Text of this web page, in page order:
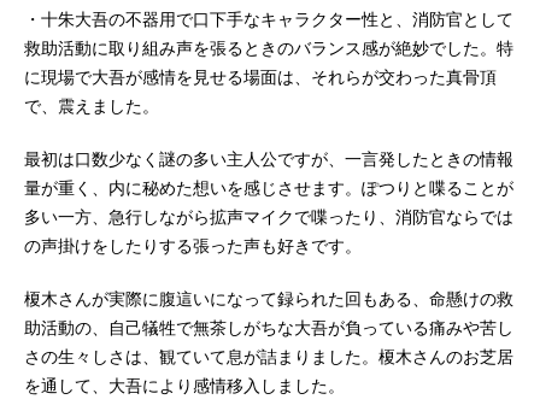
家：中村悠一山上恭介：稲田徹五十
嵐哲平：武内駿輔碓井陸：小野塚貴
志椿拓人：佐藤拓也長谷部：阿座上
ン響：日笠陽子橘高洋海：天﨑滉平
ナレーション：津田健次郎スタッフ
原作：曽田正人・冨山玖呂「め組の
大吾救国のオレンジ」（講談社「月
刊少年マガジン」連載中）監督：む
インズ・ベースキャラクターデザイ
ン：鶴田眸 藪野浩二シリーズ構
成：藤田伸三主題歌OP：「アンスロ
ポス」SUPEREIGHTED1：「Perfect
・十朱大吾の不器用で口下手なキャラクター性と、消防官として
救助活動に取り組み声を張るときのバランス感が絶妙でした。特
に現場で大吾が感情を見せる場面は、それらが交わった真骨頂
で、震えました。
最初は口数少なく謎の多い主人公ですが、一言発したときの情報
量が重く、内に秘めた想いを感じさせます。ぽつりと喋ることが
多い一方、急行しながら拡声マイクで喋ったり、消防官ならでは
の声掛けをしたりする張った声も好きです。
榎木さんが実際に腹這いになって録られた回もある、命懸けの救
助活動の、自己犠牲で無茶しがちな大吾が負っている痛みや苦し
さの生々しさは、観ていて息が詰まりました。榎木さんのお芝居
を通して、大吾により感情移入しました。